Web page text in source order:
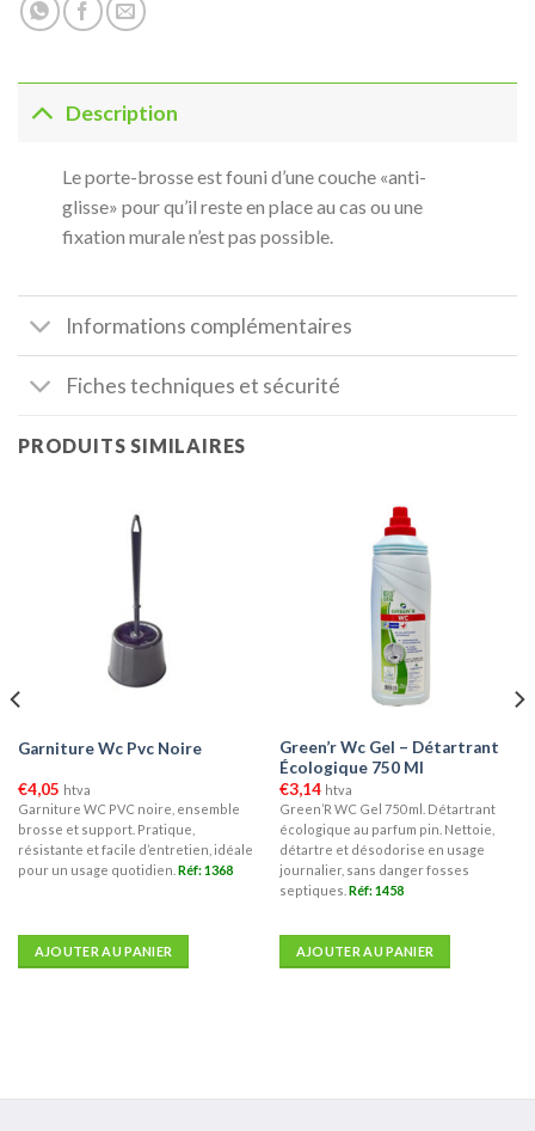
Description
Le porte-brosse est founi d’une couche «anti-
glisse» pour qu’il reste en place au cas ou une
fixation murale n’est pas possible.
Informations complémentaires
Fiches techniques et sécurité
PRODUITS SIMILAIRES
Garniture Wc Pvc Noire
€4,05 htva
Garniture WC PVC noire, ensemble
brosse et support. Pratique,
résistante et facile d’entretien, idéale
pour un usage quotidien. Réf: 1368
AJOUTER AU PANIER
Green’r Wc Gel – Détartrant
Écologique 750 Ml
€3,14 htva
Green’R WC Gel 750 ml. Détartrant
écologique au parfum pin. Nettoie,
détartre et désodorise en usage
journalier, sans danger fosses
septiques. Réf: 1458
AJOUTER AU PANIER